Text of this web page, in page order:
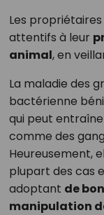
Les
attentifs à leur
animal, en
La maladie des
bactérienne
qui peut
comme des
Heureusement,
plupart des cas
adoptant de
manipulation